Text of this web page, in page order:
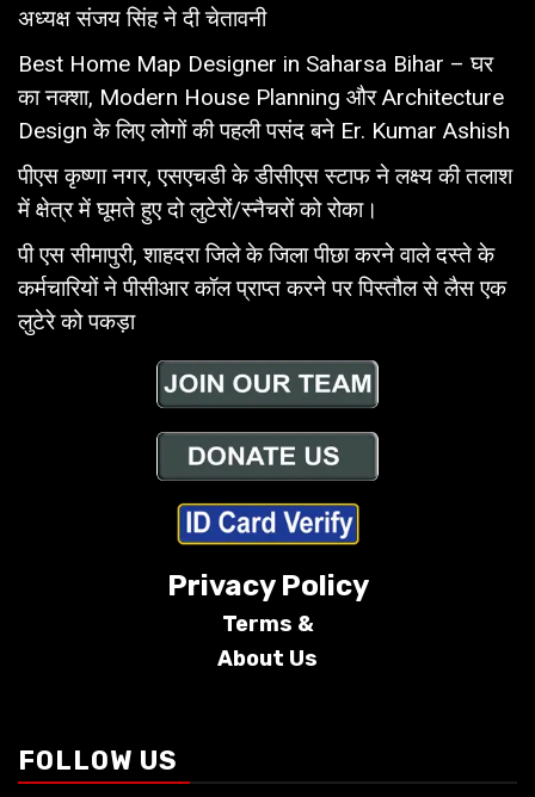
अध्यक्ष संजय सिंह ने दी चेतावनी
Best Home Map Designer in Saharsa Bihar – घर
का नक्शा, Modern House Planning और Architecture
Design के लिए लोगों की पहली पसंद बने Er. Kumar Ashish
पीएस कृष्णा नगर, एसएचडी के डीसीएस स्टाफ ने लक्ष्य की तलाश
में क्षेत्र में घूमते हुए दो लुटेरों/स्नैचरों को रोका।
पी एस सीमापुरी, शाहदरा जिले के जिला पीछा करने वाले दस्ते के
कर्मचारियों ने पीसीआर कॉल प्राप्त करने पर पिस्तौल से लैस एक
लुटेरे को पकड़ा
Privacy Policy
Terms &
About Us
FOLLOW US